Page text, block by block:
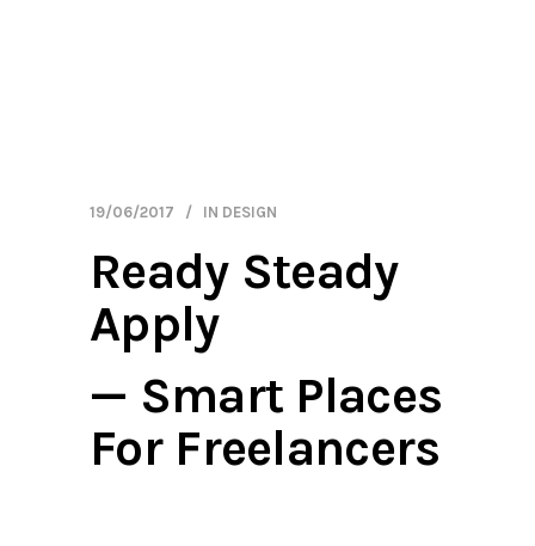
19/06/2017 IN DESIGN
Ready Steady
Apply
— Smart Places
For Freelancers